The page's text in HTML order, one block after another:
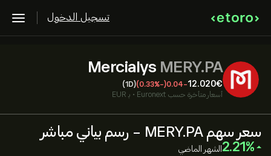
تسجيل الدخول
Mercialys MERY.PA
12.020‎€‎
-0.04
(-0.33%)
(1D)
أسعار متأخرة حسب Euronext
• بـ EUR
سعر سهم MERY.PA - رسم بياني مباشر
‎2.21‎ الشهر الماضي